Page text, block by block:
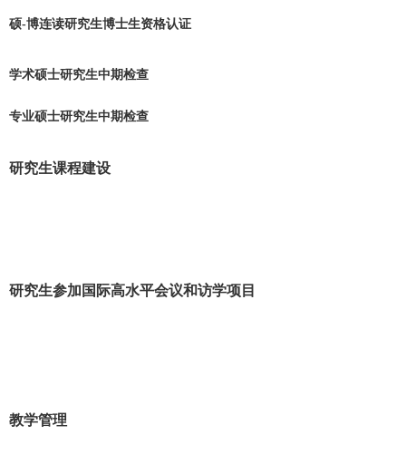
硕-博连读研究生博士生资格认证
学术硕士研究生中期检查
专业硕士研究生中期检查
研究生课程建设
研究生参加国际高水平会议和访学项目
教学管理